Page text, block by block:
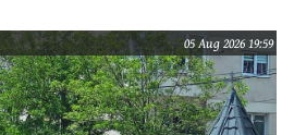
05 Aug 2026 19:59